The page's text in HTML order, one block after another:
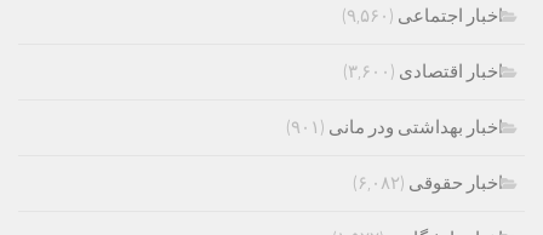
اخبار اجتماعی (۹,۵۶۰)
اخبار اقتصادی (۳,۶۰۰)
اخبار بهداشتی ودر مانی (۹۰۱)
اخبار حقوقی (۶,۰۸۲)